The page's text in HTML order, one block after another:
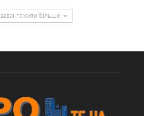
завантажити більше